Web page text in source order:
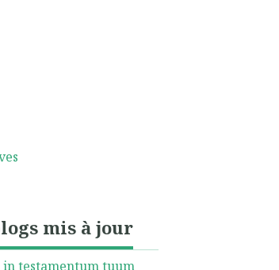
mis à jour
in testamentum tuum